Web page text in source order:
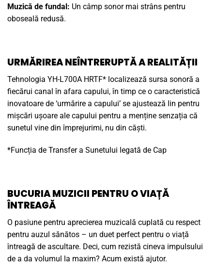
Muzică de fundal: Un câmp sonor mai strâns pentru
oboseală redusă.
URMĂRIREA NEÎNTRERUPTĂ A REALITĂȚII
Tehnologia YH-L700A HRTF* localizează sursa sonoră a
fiecărui canal în afara capului, în timp ce o caracteristică
inovatoare de ‘urmărire a capului’ se ajustează lin pentru
mișcări ușoare ale capului pentru a menține senzația că
sunetul vine din împrejurimi, nu din căști.
*Funcția de Transfer a Sunetului legată de Cap
BUCURIA MUZICII PENTRU O VIAȚĂ
ÎNTREAGĂ
O pasiune pentru aprecierea muzicală cuplată cu respect
pentru auzul sănătos – un duet perfect pentru o viață
întreagă de ascultare. Deci, cum rezistă cineva impulsului
de a da volumul la maxim? Acum există ajutor.